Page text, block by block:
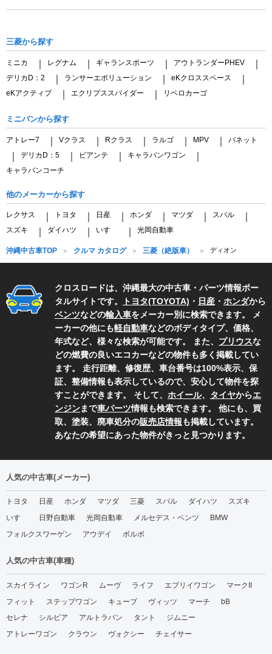
三菱から探す
ミニカ レグナム ギャランスポーツ アウトランダーPHEV
デリカD：2 ランサーエボリューション eKクロススペース
eKアクティブ エクリプススパイダー リベロカーゴ
ミニバンから探す
アトレー7 Vクラス Rクラス ラルゴ MPV バネット
デリカD：5 ビアンテ キャラバンワゴン
キャラバンコーチ
他のメーカーから探す
レクサス トヨタ 日産 ホンダ マツダ スバル
スズキ ダイハツ いすゞ 光岡自動車
沖縄中古車TOP クルマ カタログ 三菱（絶版車） ディオン
クロスロードは、沖縄最大の中古車・パーツ情報ポー
タルサイトです。
トヨタ(TOYOTA) ・ 日産 ・ ホンダから
ベンツなどの輸入車をメーカー別に検索できます。 メ
ーカーの他にも軽自動車などのボディタイプ、価格、
年式など、様々な検索が可能です。 また、 プリウスな
どの燃費の良いエコカーなどの物件も多く掲載してい
ます。 走行距離、修復歴、車台番号は100%表示、保
証、整備情報も表示しているので、安心して物件を探
すことができます。 そして、 ホイール、 タイヤからエ
ンジンまで車パーツ情報も検索できます。 他にも、買
取、塗装、廃車処分の販売店情報も掲載しています。
あなたの希望にあった物件がきっと見つかります。
人気の中古車(メーカー)
トヨタ 日産 ホンダ マツダ 三菱 スバル ダイハツ
スズキ
いすゞ
日野自動車 光岡自動車 メルセデス・ベンツ
BMW
フォルクスワーゲン
アウデイ ボルボ
人気の中古車(車種)
スカイライン ワゴンR ムーヴ ライフ エブリイワゴン
マークII
フィット
ステップワゴン キューブ ヴィッツ マーチ
bB
セレナ
シルビア アルトラパン タント
ジムニー
アトレーワゴン
クラウン ヴォクシー チェイサー